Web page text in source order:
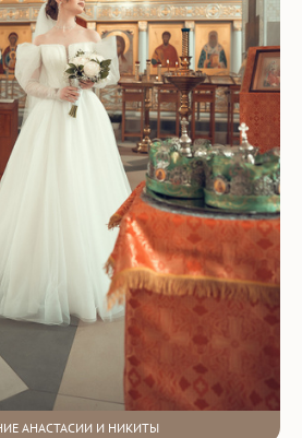
АНАСТАСИИ И НИКИТЫ